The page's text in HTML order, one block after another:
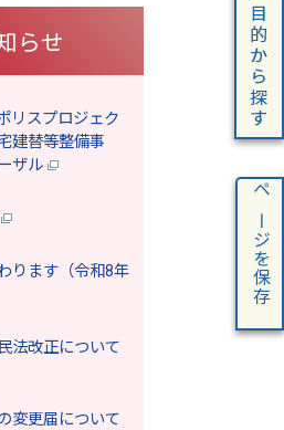
らせ
リスプロジェク
建替等整備事
ザル
ります（令和8年
法改正について
変更届について
ページを保存